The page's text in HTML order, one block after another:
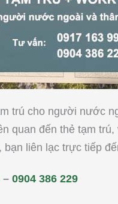
trú cho người nước
quan đến thẻ tạm
bạn liên lạc trực tiếp
– 0904 386 229